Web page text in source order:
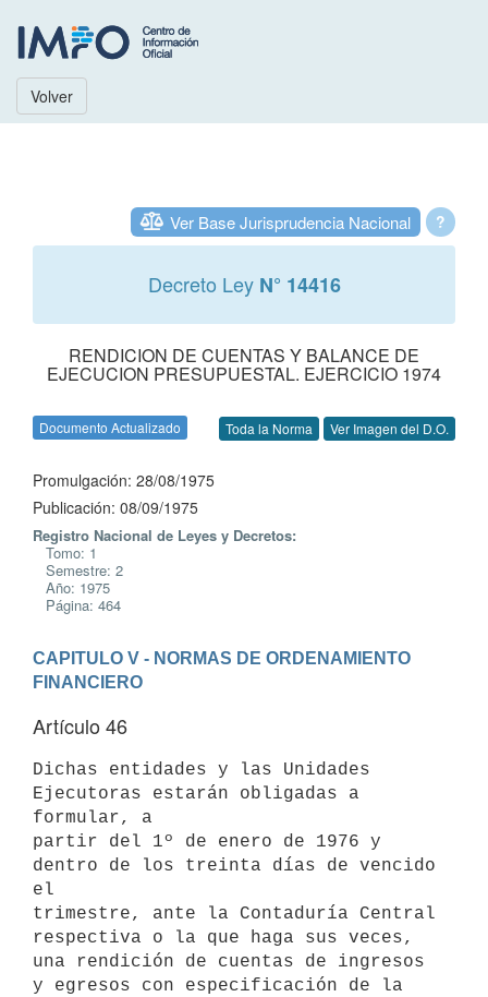
Volver
?
Ver Base Jurisprudencia Nacional
Decreto Ley N° 14416
RENDICION DE CUENTAS Y BALANCE DE
EJECUCION PRESUPUESTAL. EJERCICIO 1974
Documento Actualizado Toda la Norma Ver Imagen del D.O.
Promulgación: 28/08/1975
Publicación: 08/09/1975
Registro Nacional de Leyes y Decretos:
Tomo: 1
Semestre: 2
Año: 1975
Página: 464
CAPITULO V - NORMAS DE ORDENAMIENTO
FINANCIERO
Artículo 46
Dichas entidades y las Unidades
Ejecutoras estarán obligadas a
formular, a
partir del 1º de enero de 1976 y
dentro de los treinta días de vencido
el
trimestre, ante la Contaduría Central
respectiva o la que haga sus veces,
una rendición de cuentas de ingresos
y egresos con especificación de la